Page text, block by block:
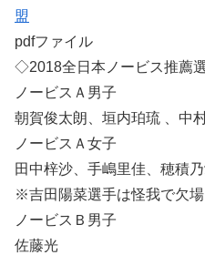
盟
pdfファイル
◇2018全日本ノービス推薦
ノービスＡ男子
朝賀俊太朗、垣内珀琉 、中
ノービスＡ女子
田中梓沙、手嶋里佳、穂積
※吉田陽菜選手は怪我で欠場
ノービスＢ男子
佐藤光